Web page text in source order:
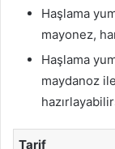
Haşlama
mayonez,
Haşlama
maydanoz
Tarif